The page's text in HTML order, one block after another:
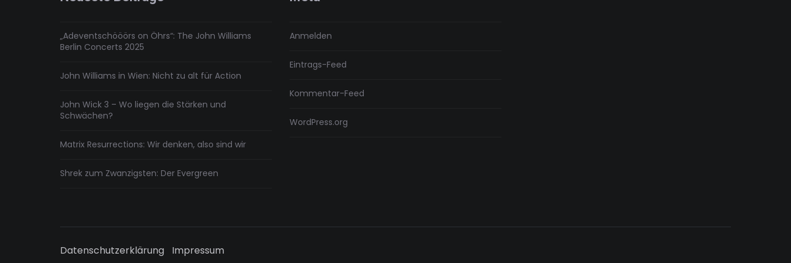
„Adeventschööörs on Öhrs“: The John Williams
Berlin Concerts 2025
John Williams in Wien: Nicht zu alt für Action
John Wick 3 – Wo liegen die Stärken und
Schwächen?
Matrix Resurrections: Wir denken, also sind wir
Shrek zum Zwanzigsten: Der Evergreen
Anmelden
Eintrags-Feed
Kommentar-Feed
WordPress.org
Datenschutzerklärung Impressum